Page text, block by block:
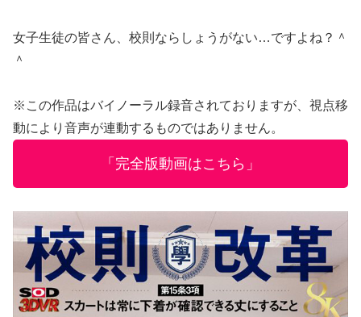
女子生徒の皆さん、校則ならしょうがない…ですよね？＾
＾
※この作品はバイノーラル録音されておりますが、視点移
動により音声が連動するものではありません。
「完全版動画はこちら」